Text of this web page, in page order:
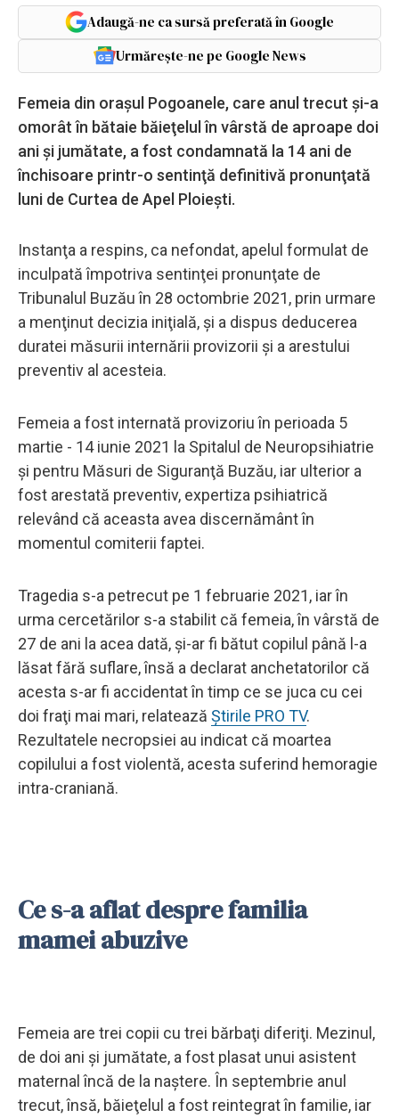
Adaugă-ne ca sursă preferată în Google
Urmărește-ne pe Google News
Femeia din oraşul Pogoanele, care anul trecut şi-a
omorât în bătaie băieţelul în vârstă de aproape doi
ani şi jumătate, a fost condamnată la 14 ani de
închisoare printr-o sentinţă definitivă pronunţată
luni de Curtea de Apel Ploieşti.
Instanţa a respins, ca nefondat, apelul formulat de
inculpată împotriva sentinţei pronunţate de
Tribunalul Buzău în 28 octombrie 2021, prin urmare
a menţinut decizia iniţială, şi a dispus deducerea
duratei măsurii internării provizorii şi a arestului
preventiv al acesteia.
Femeia a fost internată provizoriu în perioada 5
martie - 14 iunie 2021 la Spitalul de Neuropsihiatrie
şi pentru Măsuri de Siguranţă Buzău, iar ulterior a
fost arestată preventiv, expertiza psihiatrică
relevând că aceasta avea discernământ în
momentul comiterii faptei.
Tragedia s-a petrecut pe 1 februarie 2021, iar în
urma cercetărilor s-a stabilit că femeia, în vârstă de
27 de ani la acea dată, şi-ar fi bătut copilul până l-a
lăsat fără suflare, însă a declarat anchetatorilor că
acesta s-ar fi accidentat în timp ce se juca cu cei
doi fraţi mai mari, relatează Știrile PRO TV.
Rezultatele necropsiei au indicat că moartea
copilului a fost violentă, acesta suferind hemoragie
intra-craniană.
Ce s-a aflat despre familia
mamei abuzive
Femeia are trei copii cu trei bărbaţi diferiţi. Mezinul,
de doi ani şi jumătate, a fost plasat unui asistent
maternal încă de la naştere. În septembrie anul
trecut, însă, băieţelul a fost reintegrat în familie, iar